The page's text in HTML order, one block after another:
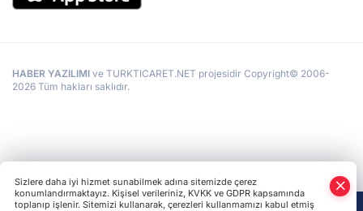
HABER YAZILIMI ve TURKTICARET.NET projesidir Copyright© 2006-
2026 Tüm hakları saklıdır.
Sizlere daha iyi hizmet sunabilmek adına sitemizde çerez
konumlandırmaktayız. Kişisel verileriniz, KVKK ve GDPR kapsamında
toplanıp işlenir. Sitemizi kullanarak, çerezleri kullanmamızı kabul etmiş